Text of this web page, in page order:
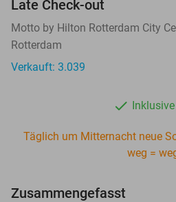
Late Check-out
Motto by Hilton Rotterdam City
Rotterdam
Verkauft: 3.039
Täglich um Mitternacht neue
weg =
Zusammengefasst